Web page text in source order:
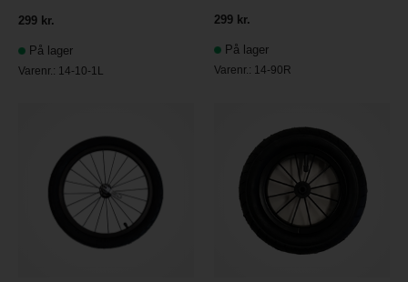
299 kr.
På lager
Varenr.: 14-10-1L
299 kr.
På lager
Varenr.: 14-90R